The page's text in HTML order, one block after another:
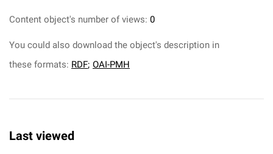
Content object's number of views: 0
You could also download the object's description in
these formats: RDF; OAI-PMH
Last viewed